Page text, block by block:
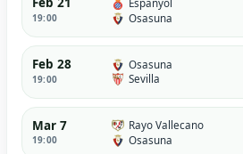
19:00
Espanyol
Osasuna
Feb 28
19:00
Osasuna
Sevilla
Mar 7
19:00
Rayo Vallecano
Osasuna